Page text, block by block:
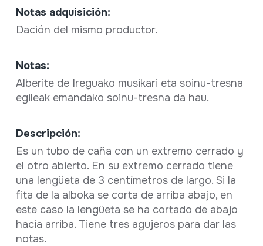
Notas adquisición:
Dación del mismo productor.
Notas:
Alberite de Ireguako musikari eta soinu-tresna
egileak emandako soinu-tresna da hau.
Descripción:
Es un tubo de caña con un extremo cerrado y
el otro abierto. En su extremo cerrado tiene
una lengüeta de 3 centímetros de largo. Si la
fita de la alboka se corta de arriba abajo, en
este caso la lengüeta se ha cortado de abajo
hacia arriba. Tiene tres agujeros para dar las
notas.